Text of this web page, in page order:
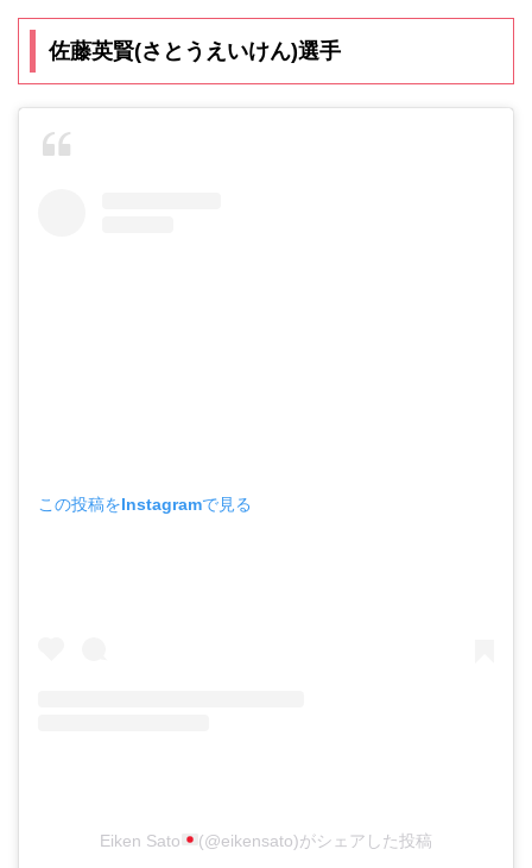
佐藤英賢(さとうえいけん)選手
この投稿をInstagramで見る
Eiken Sato (@eikensato)がシェアした投稿